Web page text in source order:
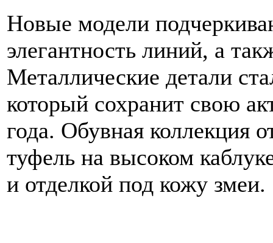
Новые модели
элегантность линий, а
Металлические детали
который сохранит свою
года. Обувная коллекция
туфель на высоком
и отделкой под кожу змеи.